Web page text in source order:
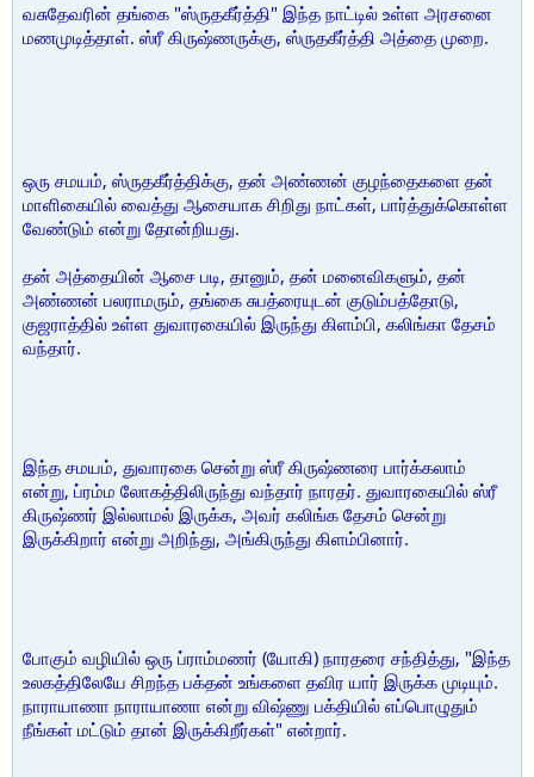
வசுதேவரின் தங்கை "ஸ்ருதகீர்த்தி" இந்த நாட்டில் உள்ள அரசனை
மணமுடித்தாள். ஸ்ரீ கிருஷ்ணருக்கு, ஸ்ருதகீர்த்தி அத்தை முறை.
ஒரு சமயம், ஸ்ருதகீர்த்திக்கு, தன் அண்ணன் குழந்தைகளை தன்
மாளிகையில் வைத்து ஆசையாக சிறிது நாட்கள், பார்த்துக்கொள்ள
வேண்டும் என்று தோன்றியது.
தன் அத்தையின் ஆசை படி, தானும், தன் மனைவிகளும், தன்
அண்ணன் பலராமரும், தங்கை சுபத்ரையுடன் குடும்பத்தோடு,
குஜராத்தில் உள்ள துவாரகையில் இருந்து கிளம்பி, கலிங்கா தேசம்
வந்தார்.
இந்த சமயம், துவாரகை சென்று ஸ்ரீ கிருஷ்ணரை பார்க்கலாம்
என்று, ப்ரம்ம லோகத்திலிருந்து வந்தார் நாரதர். துவாரகையில் ஸ்ரீ
கிருஷ்ணர் இல்லாமல் இருக்க, அவர் கலிங்க தேசம் சென்று
இருக்கிறார் என்று அறிந்து, அங்கிருந்து கிளம்பினார்.
போகும் வழியில் ஒரு ப்ராம்மணர் (யோகி) நாரதரை சந்தித்து, "இந்த
உலகத்திலேயே சிறந்த பக்தன் உங்களை தவிர யார் இருக்க முடியும்.
நாராயாணா நாராயாணா என்று விஷ்ணு பக்தியில் எப்பொழுதும்
நீங்கள் மட்டும் தான் இருக்கிறீர்கள்" என்றார்.